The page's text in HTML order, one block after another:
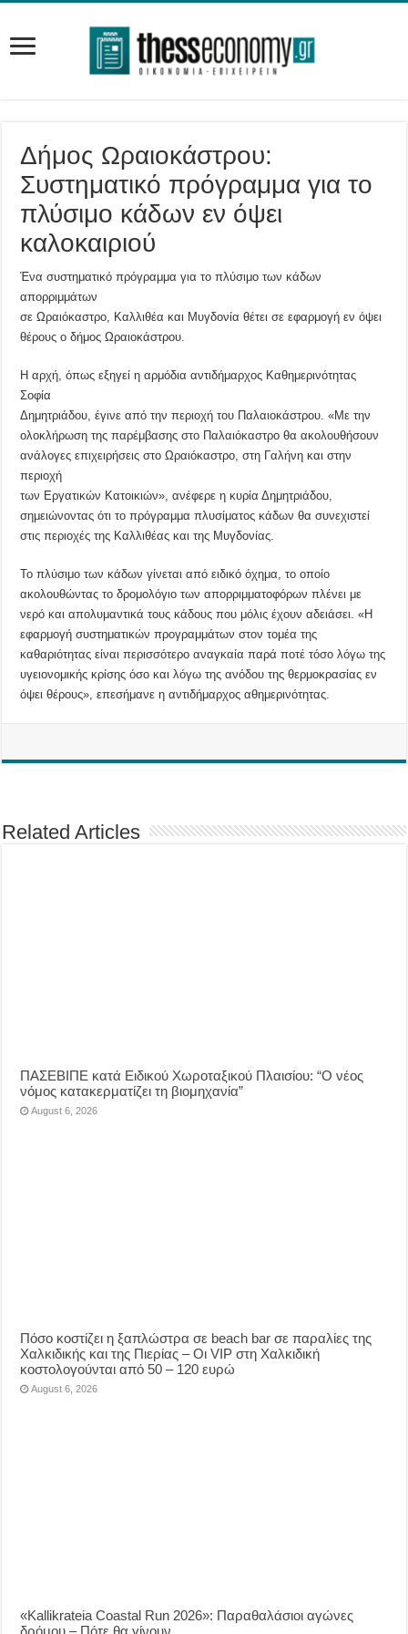
Δήμος Ωραιοκάστρου:
Συστηματικό πρόγραμμα για το
πλύσιμο κάδων εν όψει
καλοκαιριού
Ένα συστηματικό πρόγραμμα για το πλύσιμο των κάδων
απορριμμάτων
σε Ωραιόκαστρο, Καλλιθέα και Μυγδονία θέτει σε εφαρμογή εν όψει
θέρους ο δήμος Ωραιοκάστρου.
Η αρχή, όπως εξηγεί η αρμόδια αντιδήμαρχος Καθημερινότητας
Σοφία
Δημητριάδου, έγινε από την περιοχή του Παλαιοκάστρου. «Με την
ολοκλήρωση της παρέμβασης στο Παλαιόκαστρο θα ακολουθήσουν
ανάλογες επιχειρήσεις στο Ωραιόκαστρο, στη Γαλήνη και στην
περιοχή
των Εργατικών Κατοικιών», ανέφερε η κυρία Δημητριάδου,
σημειώνοντας ότι το πρόγραμμα πλυσίματος κάδων θα συνεχιστεί
στις περιοχές της Καλλιθέας και της Μυγδονίας.
Το πλύσιμο των κάδων γίνεται από ειδικό όχημα, το οποίο
ακολουθώντας το δρομολόγιο των απορριμματοφόρων πλένει με
νερό και απολυμαντικά τους κάδους που μόλις έχουν αδειάσει. «Η
εφαρμογή συστηματικών προγραμμάτων στον τομέα της
καθαριότητας είναι περισσότερο αναγκαία παρά ποτέ τόσο λόγω της
υγειονομικής κρίσης όσο και λόγω της ανόδου της θερμοκρασίας εν
όψει θέρους», επεσήμανε η αντιδήμαρχος αθημερινότητας.
Related Articles
ΠΑΣΕΒΙΠΕ κατά Ειδικού Χωροταξικού Πλαισίου: “Ο νέος
νόμος κατακερματίζει τη βιομηχανία”
August 6, 2026
Πόσο κοστίζει η ξαπλώστρα σε beach bar σε παραλίες της
Χαλκιδικής και της Πιερίας – Οι VIP στη Χαλκιδική
κοστολογούνται από 50 – 120 ευρώ
August 6, 2026
«Kallikrateia Coastal Run 2026»: Παραθαλάσιοι αγώνες